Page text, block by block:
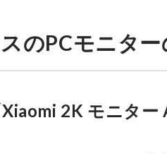
のPCモニタ
2K モニター